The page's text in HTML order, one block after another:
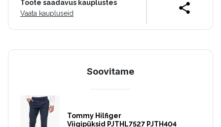
Toote saadavus kauplustes
Vaata kaupluseid
Soovitame
Tommy Hilfiger
Viigipüksid PJTHL7527 PJTH404